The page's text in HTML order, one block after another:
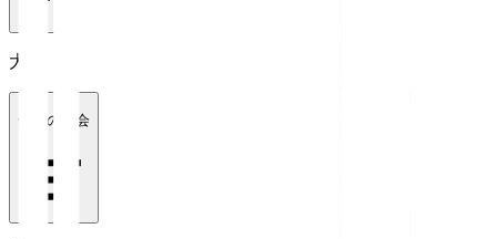
大会
全ての大会